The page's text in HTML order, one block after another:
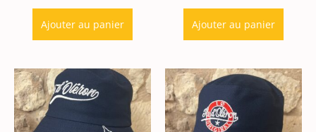
Ajouter au panier Ajouter au panier